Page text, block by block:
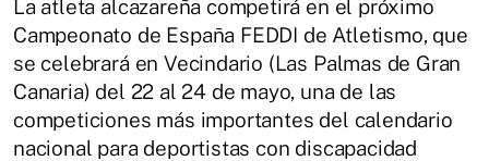
La atleta alcazareña competirá en el próximo
Campeonato de España FEDDI de Atletismo, que
se celebrará en Vecindario (Las Palmas de Gran
Canaria) del 22 al 24 de mayo, una de las
competiciones más importantes del calendario
nacional para deportistas con discapacidad